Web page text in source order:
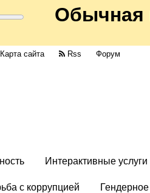
Обычная
Карта сайта Rss
Форум
Интерактивные услуги
с коррупцией